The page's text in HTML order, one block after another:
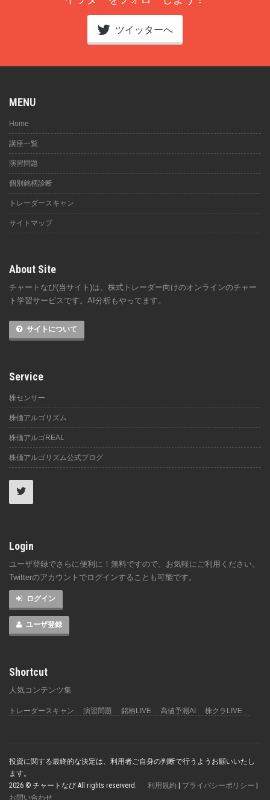
ツイッターへ
MENU
Home
講座一覧
演習問題
個別銘柄診断
トレーダースキャン
サイトマップ
About Site
チャートなび(当サイト)は、株式トレーダー向けのオンラインのチャー
ト学習サービスです。AI分析もやってます。
サイトについて
Service
株センサー
株価アルゴリズム
株価アルゴREAL
株価アルゴリズム公式ブログ
Login
ユーザ登録でさらに便利に！無料ですので、お気軽にご利用ください。
Twitterのアカウントでログインすることも可能です。
ログイン
ユーザ登録
Shortcut
人気コンテンツ集
トレーダースキャン 演習問題 銘柄LIVE 高値予測AI 株クラLIVE
投資に関する最終的な決定は、利用者ご自身の判断で行うようお願いいたし
ます。
2026 © チャートなび All rights reserverd. 利用規約 | プライバシーポリシー |
お問い合わせ